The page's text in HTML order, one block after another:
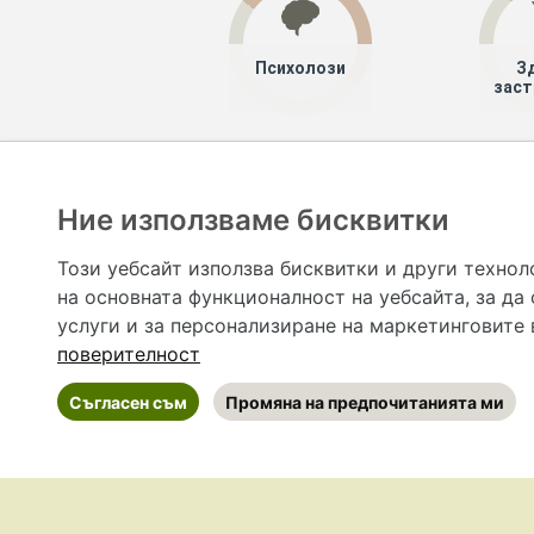
Психолози
предназначена да служи само и единствено за
допълване на данните и за коригиране на
Ние използваме бисквитки
Този уебсайт използва бисквитки и други
на основната функционалност на уебсайта, за да
услуги и за персонализиране на
поверителност
Съгласен съм Промяна на предпочитанията ми